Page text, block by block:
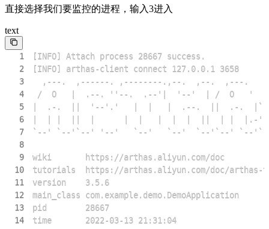
直接选择我们要监控的进程，输入3进入
text
1
2
[INFO] arthas-client connect 127.0.0.1 3658
3
4
5
6
7
8
9
10
11
version    3.5.6
12
13
pid        28667
14
time       2022-03-13 21:31:04